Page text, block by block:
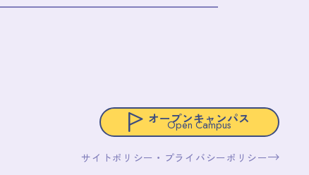
オープンキャンパス
Open Campus
サイトポリシー・プライバシーポリシー